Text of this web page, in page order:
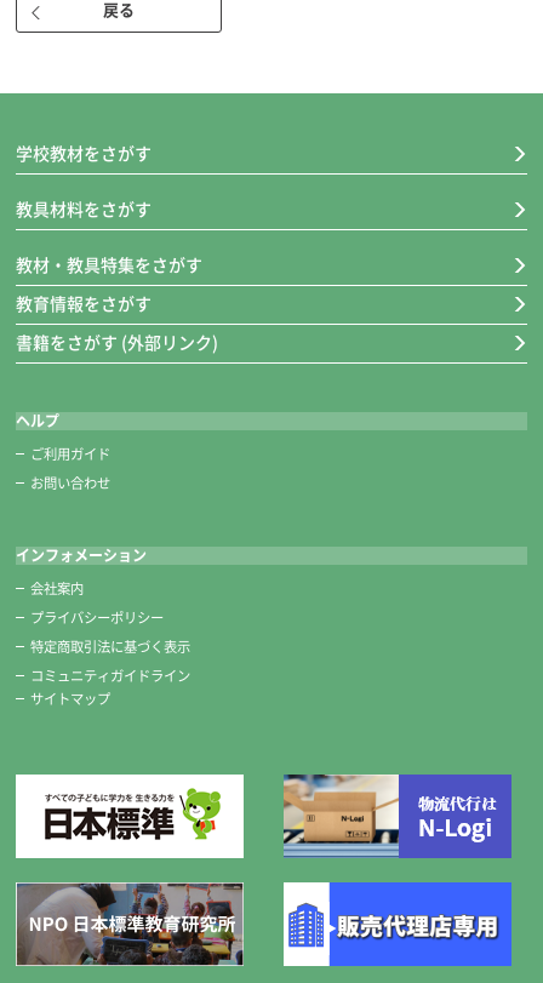
裏面は無地なので、両面使い分けることができます。
1.5mm厚で使い心地がしっかりしています。
墨液180cc
穂先が固まりにくい筆にやさしい墨液です。筆を洗い忘れても墨液につ
け直せば穂先がきれいに戻ります。180cc入りです。
超軽量硯四五平/かんたん筆巻
表は墨用、裏は墨液用として両面が使用可能な軽量の硯です。
四五平サイズはコンパクトなので、墨液をたくさん出しすぎず使用でき
ます。
不織布製です。子どもがとめやすいテープ式です。
優良墨
すりやすい優良墨を使用しています。
自由に置ける2本組です。
水差し
戻る
学校教材をさがす
教具材料をさがす
教材・教具特集をさがす
教育情報をさがす
書籍をさがす (外部リンク)
ヘルプ
ご利用ガイド
お問い合わせ
インフォメーション
会社案内
プライバシーポリシー
特定商取引法に基づく表示
コミュニティガイドライン
サイトマップ